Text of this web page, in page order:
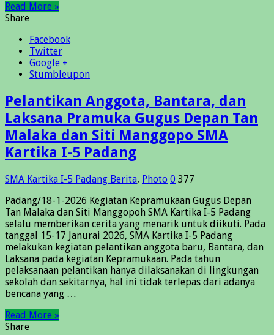
Read More »
Share
Facebook
Twitter
Google +
Stumbleupon
Pelantikan Anggota, Bantara, dan
Laksana Pramuka Gugus Depan Tan
Malaka dan Siti Manggopo SMA
Kartika I-5 Padang
SMA Kartika I-5 Padang Berita, Photo 0 377
Padang/18-1-2026 Kegiatan Kepramukaan Gugus Depan
Tan Malaka dan Siti Manggopoh SMA Kartika I-5 Padang
selalu memberikan cerita yang menarik untuk diikuti. Pada
tanggal 15-17 Janurai 2026, SMA Kartika I-5 Padang
melakukan kegiatan pelantikan anggota baru, Bantara, dan
Laksana pada kegiatan Kepramukaan. Pada tahun
pelaksanaan pelantikan hanya dilaksanakan di lingkungan
sekolah dan sekitarnya, hal ini tidak terlepas dari adanya
bencana yang …
Read More »
Share